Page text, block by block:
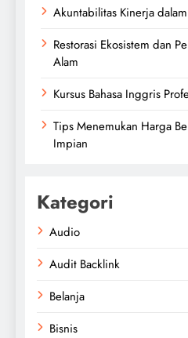
Akuntabilitas Kinerja
Restorasi Ekosistem dan
Alam
Kursus Bahasa Inggris
Tips Menemukan Harga
Impian
Kategori
Audio
Audit Backlink
Belanja
Bisnis